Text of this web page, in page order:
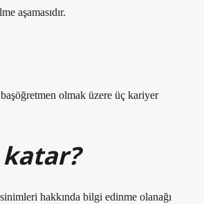
aşamasıdır.
olmak üzere üç kariyer
hakkında bilgi edinme olanağı